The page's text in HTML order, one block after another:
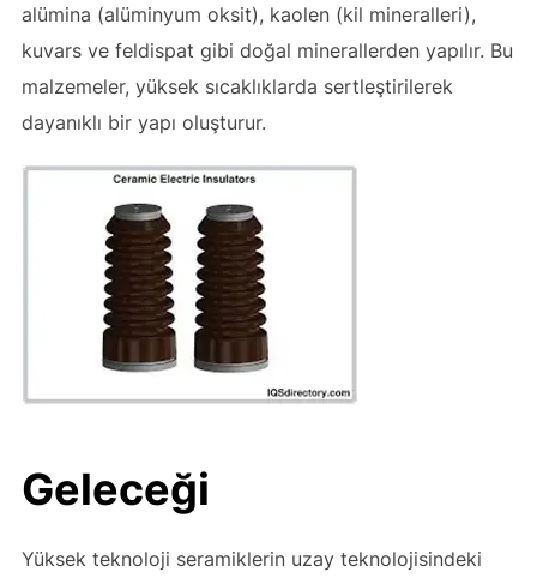
alümina (alüminyum oksit), kaolen (kil mineralleri),
kuvars ve feldispat gibi doğal minerallerden yapılır. Bu
malzemeler, yüksek sıcaklıklarda sertleştirilerek
dayanıklı bir yapı oluşturur.
Geleceği
Yüksek teknoloji seramiklerin uzay teknolojisindeki